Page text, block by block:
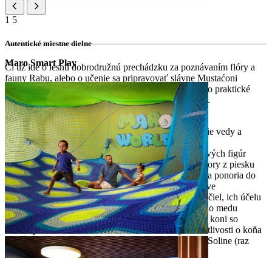
1 5
Autentické miestne dielne
Či už ide o lesnú dobrodružnú prechádzku za poznávaním flóry a
fauny Rabu, alebo o učenie sa pripravovať slávne Mustaćoni
koláčiky na kurze varenia Maro’s Cooking Class, tieto praktické
zážitky spájajú učenie s miestnym duchom destinácie.
Rainbow Science Experiment: zábavné spojenie vedy a
mágie, skúmanie farieb svetla
Sochy z piesku: Inšpirované festivalom pieskových figúr
ostrova Rab, deti si vytvoria svoje vlastné výtvory z piesku
Legenda o Kalifronte a Drage: Vaši najmenší sa ponoria do
mýtických príbehov o odvahe a mágii na ostrove
Bee Keeper's Talk: Deti sa dozvedia o živote včiel, ich účelu
v prírode a vychutnajú si ochutnávku lahodného medu
Zážitková jazda na koni – úvod do jazdenia na koni so
sprievodcom, kde sa deti naučia základy starostlivosti o koňa
a užijú si krátku jazdu pod dohľadom na ranči Soline (raz
týždenne počas hlavnej sezóny)
Maro Smart Play